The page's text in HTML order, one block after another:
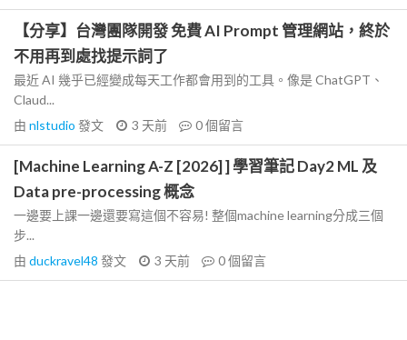
【分享】台灣團隊開發 免費 AI Prompt 管理網站，終於
不用再到處找提示詞了
最近 AI 幾乎已經變成每天工作都會用到的工具。像是 ChatGPT、
Claud...
由 nlstudio 發文 3 天前 0個留言
[Machine Learning A-Z [2026] ] 學習筆記 Day2 ML 及
Data pre-processing 概念
一邊要上課一邊還要寫這個不容易! 整個machine learning分成三個
步...
由 duckravel48 發文 3 天前 0個留言